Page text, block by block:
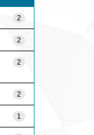
2
2
2
2
1